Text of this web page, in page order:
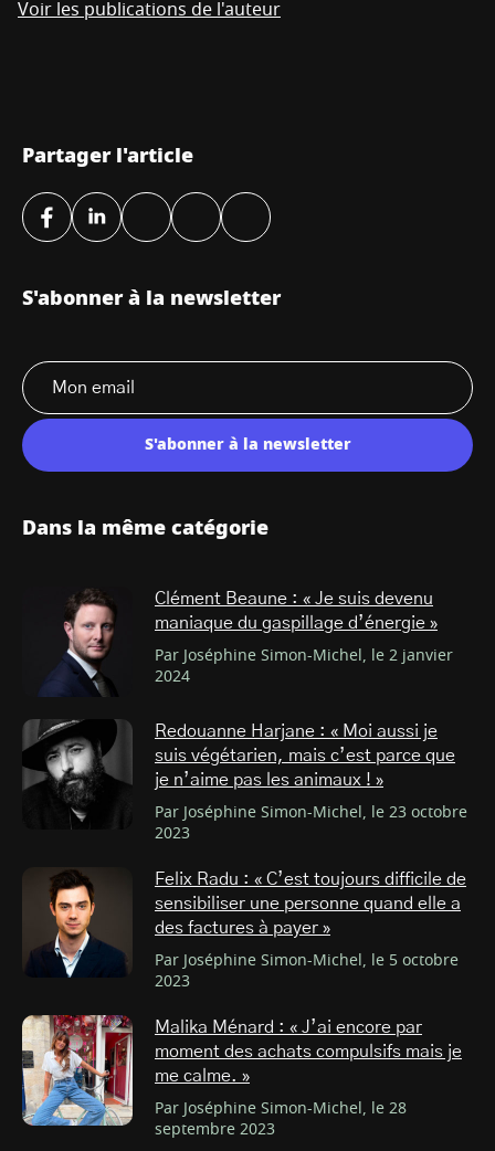
Voir les publications de l'auteur
Partager l'article
S'abonner à la newsletter
S'abonner à la newsletter
Dans la même catégorie
Clément Beaune : « Je suis devenu
maniaque du gaspillage d’énergie »
Par Joséphine Simon-Michel, le 2 janvier
2024
Redouanne Harjane : « Moi aussi je
suis végétarien, mais c’est parce que
je n’aime pas les animaux ! »
Par Joséphine Simon-Michel, le 23 octobre
2023
Felix Radu : « C’est toujours difficile de
sensibiliser une personne quand elle a
des factures à payer »
Par Joséphine Simon-Michel, le 5 octobre
2023
Malika Ménard : « J’ai encore par
moment des achats compulsifs mais je
me calme. »
Par Joséphine Simon-Michel, le 28
septembre 2023